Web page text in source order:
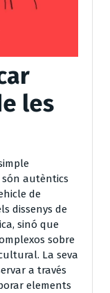
les
són autèntics
de
dissenys de
sinó que
sobre
La seva
a través
elements